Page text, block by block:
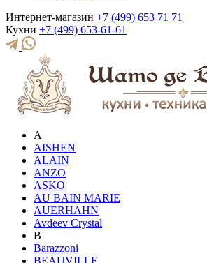
Интернет-магазин +7 (499) 653 71 71
Кухни +7 (499) 653-61-61
A
AISHEN
ALAIN
ANZO
ASKO
AU BAIN MARIE
AUERHAHN
Avdeev Crystal
B
Barazzoni
BEAUVILLE